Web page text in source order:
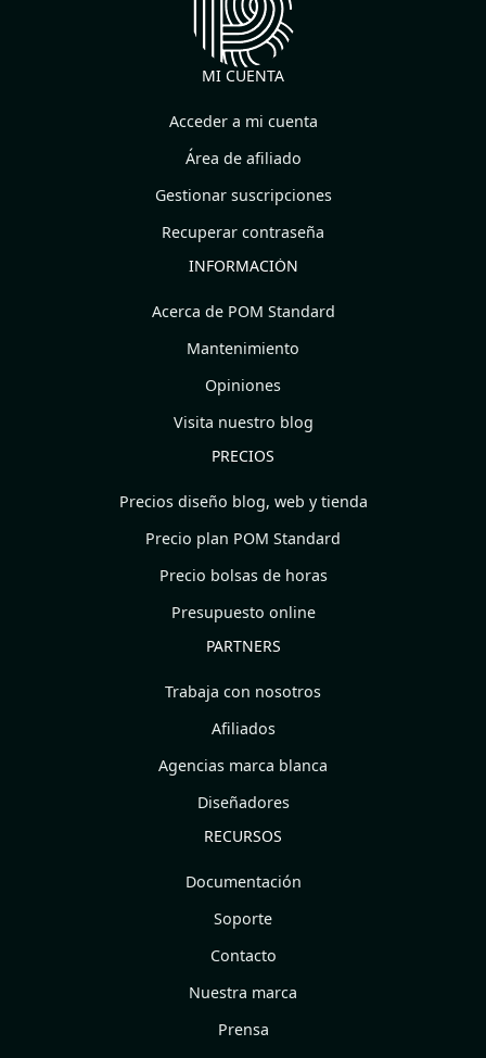
MI CUENTA
Acceder a mi cuenta
Área de afiliado
Gestionar suscripciones
Recuperar contraseña
INFORMACIÓN
Acerca de POM Standard
Mantenimiento
Opiniones
Visita nuestro blog
PRECIOS
Precios diseño blog, web y tienda
Precio plan POM Standard
Precio bolsas de horas
Presupuesto online
PARTNERS
Trabaja con nosotros
Afiliados
Agencias marca blanca
Diseñadores
RECURSOS
Documentación
Soporte
Contacto
Nuestra marca
Prensa